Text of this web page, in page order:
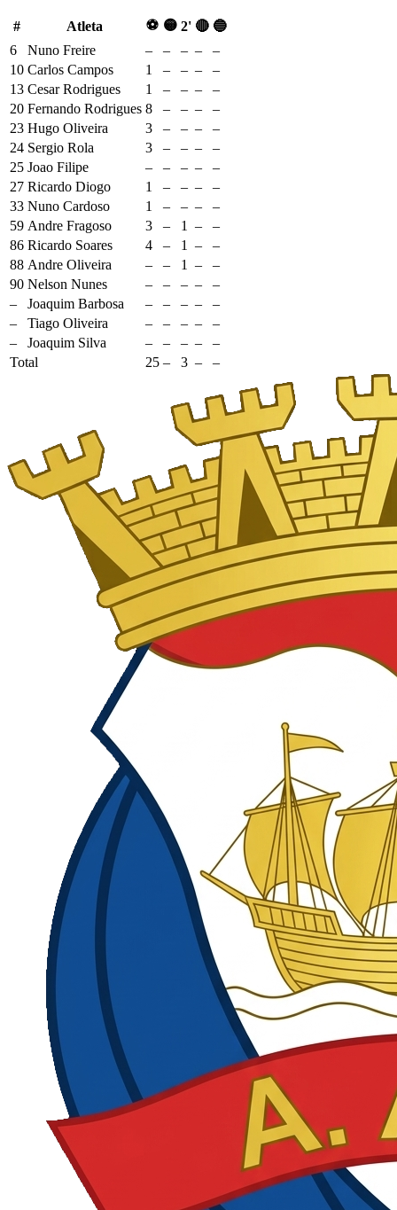
# Atleta ⚽ 🟡 2' 🔴 🔵
6
Nuno Freire – – – –
–
10 Carlos Campos 1 – – –
–
13 Cesar Rodrigues 1 – – –
–
20 Fernando Rodrigues 8 – – –
–
23 Hugo Oliveira 3 – – –
–
24 Sergio Rola 3 – – –
–
25 Joao Filipe – – – –
–
27 Ricardo Diogo 1 – – –
–
33 Nuno Cardoso 1 – – –
–
59 Andre Fragoso 3 – 1 –
–
86 Ricardo Soares 4 – 1 –
–
88 Andre Oliveira – – 1 –
–
90 Nelson Nunes – – – –
–
–
Joaquim Barbosa – – – –
–
–
Tiago Oliveira – – – –
–
–
Joaquim Silva – – – –
–
Total
25 – 3 – –